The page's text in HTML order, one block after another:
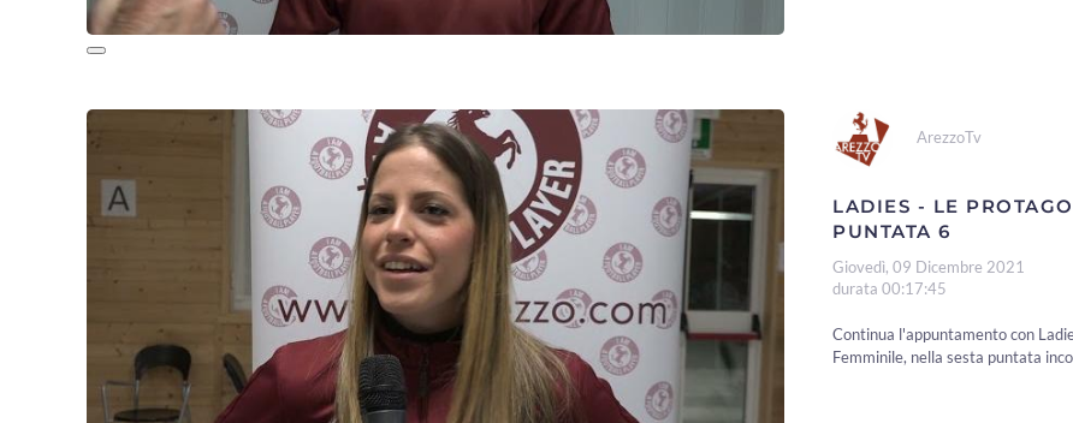
ArezzoTv
LADIES - LE
PUNTATA 6
Giovedì, 09 Dicembre 2021
durata 00:17:45
Continua l'appuntamento con
Femminile, nella sesta puntata